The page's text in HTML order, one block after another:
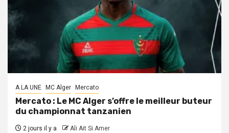
A LA UNE MC Alger Mercato
Mercato : Le MC Alger s’offre le meilleur buteur
du championnat tanzanien
2 jours il y a Ali Ait Si Amer